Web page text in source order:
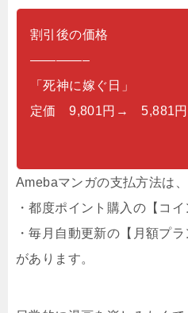
割引後の価格
————–
「死神に嫁ぐ日」
定価 9,801円→ 5,881円
Amebaマンガの支払方法は、
・都度ポイント購入の【コイ
・毎月自動更新の【月額プラ
があります。